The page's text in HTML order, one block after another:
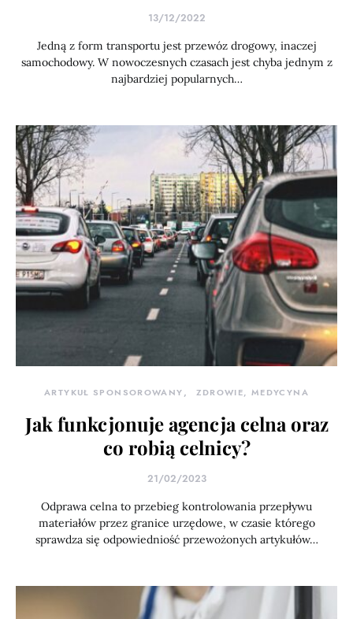
13/12/2022
Jedną z form transportu jest przewóz drogowy, inaczej
samochodowy. W nowoczesnych czasach jest chyba jednym z
najbardziej popularnych…
ARTYKUŁ SPONSOROWANY ZDROWIE, MEDYCYNA
Jak funkcjonuje agencja celna oraz
co robią celnicy?
21/02/2023
Odprawa celna to przebieg kontrolowania przepływu
materiałów przez granice urzędowe, w czasie którego
sprawdza się odpowiedniość przewożonych artykułów…